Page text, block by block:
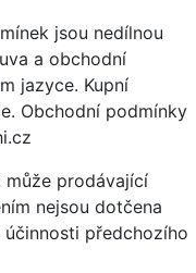
jsou nedílnou
a obchodní
jazyce. Kupní
Obchodní podmínky
prodávající
nejsou dotčena
předchozího